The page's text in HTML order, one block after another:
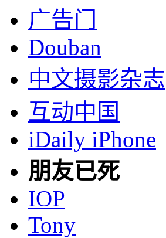
广告门
Douban
中文摄影杂志
互动中国
iDaily iPhone
朋友已死
IOP
Tony